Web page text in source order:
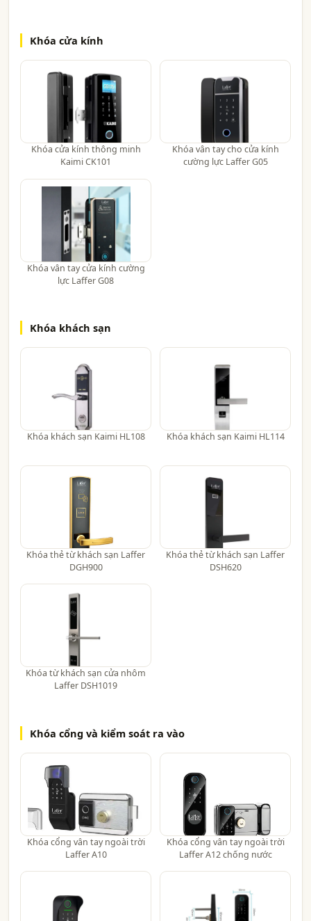
Khóa cửa kính
Khóa cửa kính thông minh
Kaimi CK101
Khóa vân tay cho cửa kính
cường lực Laffer G05
Khóa vân tay cửa kính cường
lực Laffer G08
Khóa khách sạn
Khóa khách sạn Kaimi HL108 Khóa khách sạn Kaimi HL114
Khóa thẻ từ khách sạn Laffer
DGH900
Khóa thẻ từ khách sạn Laffer
DSH620
Khóa từ khách sạn cửa nhôm
Laffer DSH1019
Khóa cổng và kiểm soát ra vào
Khóa cổng vân tay ngoài trời
Laffer A10
Khóa cổng vân tay ngoài trời
Laffer A12 chống nước